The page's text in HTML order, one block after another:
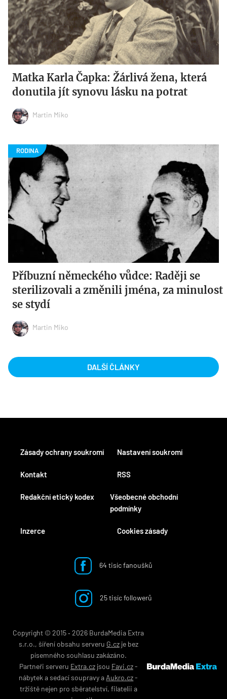
Matka Karla Čapka: Žárlivá žena, která
donutila jít synovu lásku na potrat
Martin Miko
Příbuzní německého vůdce: Raději se
sterilizovali a změnili jména, za minulost
se stydí
Martin Miko
DALŠÍ ČLÁNKY
Kontakt
Redakční etický kodex
Inzerce
RSS
Všeobecné obchodní
podmínky
Cookies zásady
Zásady ochrany soukromí Nastavení soukromí
64 tisíc fanoušků
25 tisíc followerů
Copyright © 2015 ‐ 2026 BurdaMedia Extra
s.r.o., šíření obsahu serveru G.czje bez
písemného souhlasu zakázáno.
Partneři serveru Extra.czjsou Favi.cz-
nábytek a sedací soupravya Aukro.cz-
tržiště nejen pro sběratelství, filatelii a